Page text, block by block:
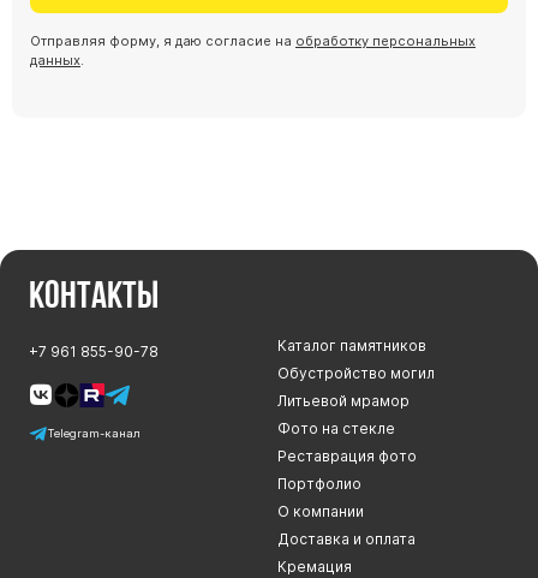
Отправляя форму, я даю согласие на обработку персональных
данных
Контакты
+7 961 855-90-78
Telegram-канал
Каталог памятников
Обустройство могил
Литьевой мрамор
Фото на стекле
Реставрация фото
Портфолио
О компании
Доставка и оплата
Кремация